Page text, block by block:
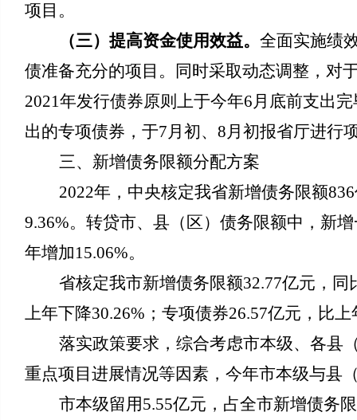
项目。
（三）提高资金使用效益。 全面实施绩
债准备充分的项目。同时采取动态调整，对
2021年发行债券原则上于今年6月底前支出
出的专项债券，于7月初、8月初报省厅进行
三、新增债务限额分配方案
2022年，中央核定我省新增债务限额
9.36%。转贷市、县（区）债务限额中，新
年增加15.06%。
省核定我市新增债务限额32.77亿元， 同
上年下降30.26%；专项债券26.57亿元， 比上
落实政策要求，综合考虑市本级、各县
重点项目进展情况等因素，今年市本级与县
市本级留用5.55亿元，占全市新增债务